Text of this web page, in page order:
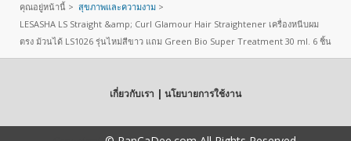
คุณอยู่หน้านี้ > สุขภาพและความงาม >
LESASHA LS Straight &amp; Curl Glamour Hair Straightener เครื่องหนีบผม
ตรง ม้วนได้ LS1026​ รุ่นไหม่สีขาว แถม Green Bio Super Treatment 30 ml. 6 ชิ้น
เกี่ยวกับเรา | นโยบายการใช้งาน